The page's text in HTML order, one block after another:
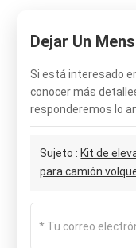
Dejar Un
Si está interesado
conocer más
responderemos lo
Sujeto : Kit de
para camión